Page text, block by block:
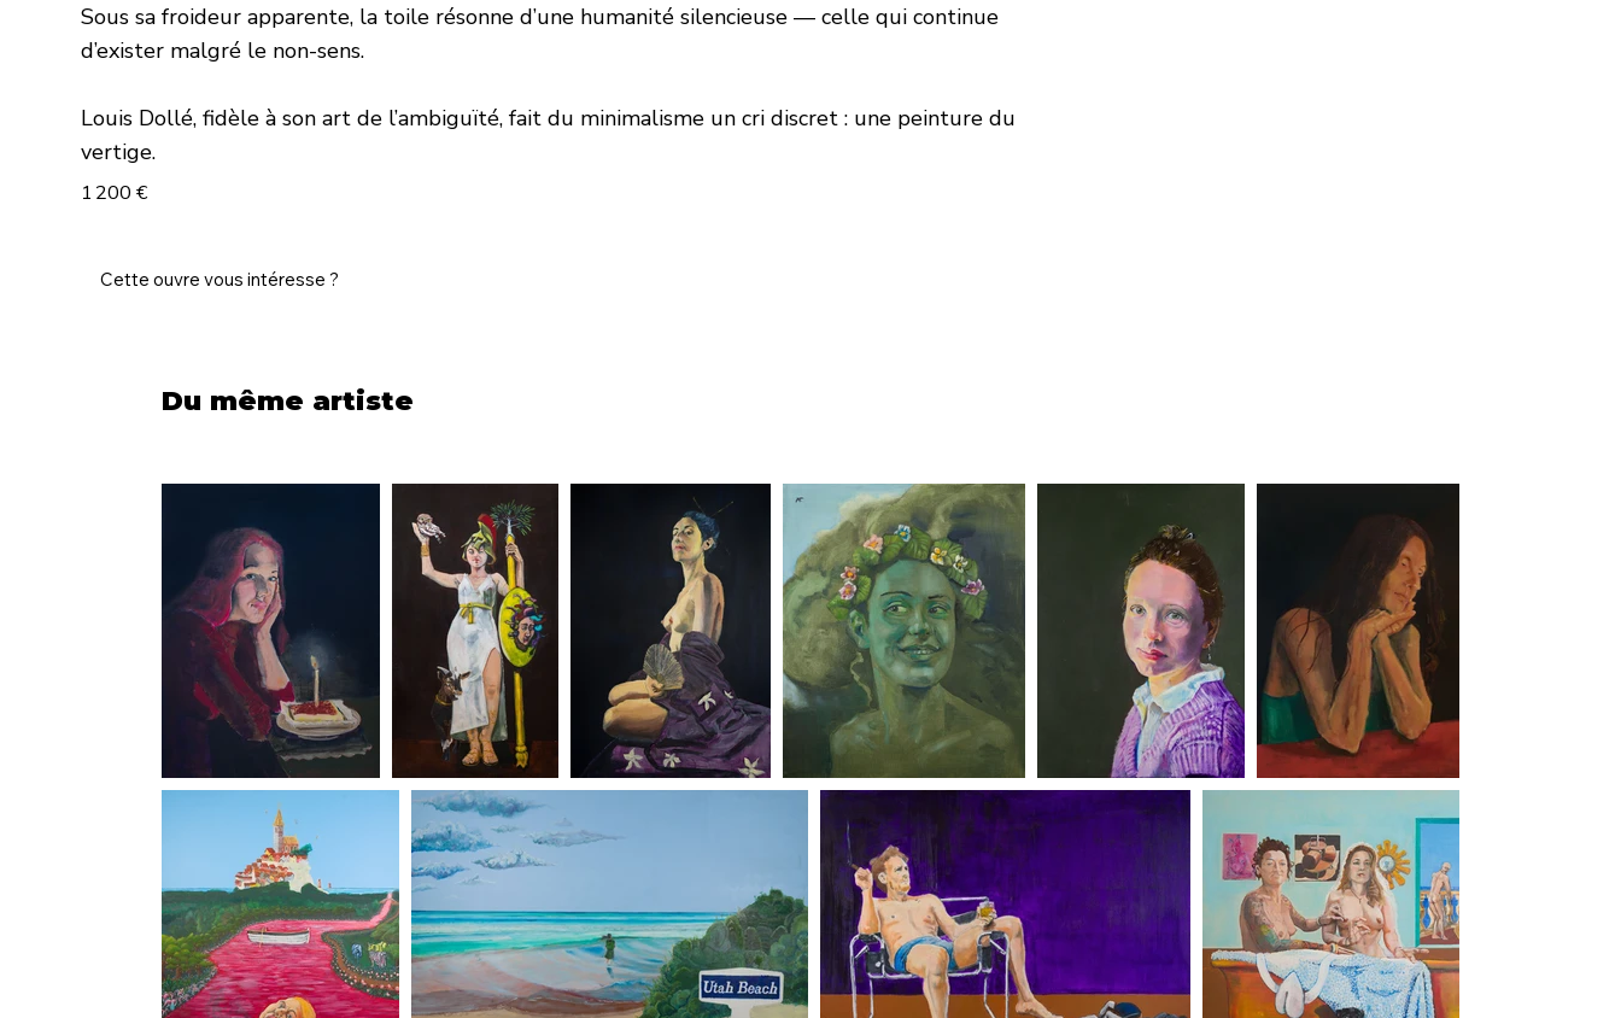
Sous sa froideur apparente, la toile résonne d’une humanité silencieuse — celle qui continue
d’exister malgré le non-sens.
Louis Dollé, fidèle à son art de l’ambiguïté, fait du minimalisme un cri discret : une peinture du
vertige.
1 200 €
Cette ouvre vous intéresse ?
Du même artiste